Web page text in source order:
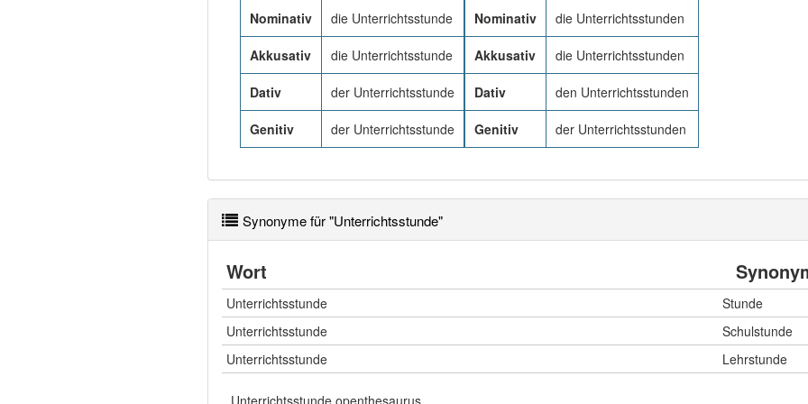
Nominativ die Unterrichtsstunde
Akkusativ die Unterrichtsstunde
Dativ der Unterrichtsstunde
Genitiv der Unterrichtsstunde
Nominativ die Unterrichtsstunden
Akkusativ die Unterrichtsstunden
Dativ den Unterrichtsstunden
Genitiv der Unterrichtsstunden
Synonyme für "Unterrichtsstunde"
Wort
Unterrichtsstunde
Stunde
Unterrichtsstunde
Schulstunde
Unterrichtsstunde
Lehrstunde
Unterrichtsstunde openthesaurus